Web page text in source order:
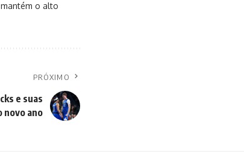
o alto
PRÓXIMO
e suas
novo ano